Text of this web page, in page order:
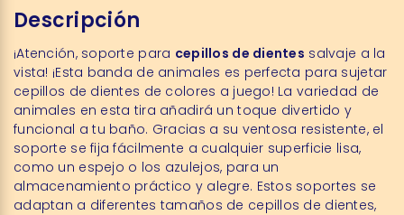
Descripción
¡Atención, soporte para cepillos de dientes salvaje a la
vista! ¡Esta banda de animales es perfecta para sujetar
cepillos de dientes de colores a juego! La variedad de
animales en esta tira añadirá un toque divertido y
funcional a tu baño. Gracias a su ventosa resistente, el
soporte se fija fácilmente a cualquier superficie lisa,
como un espejo o los azulejos, para un
almacenamiento práctico y alegre. Estos soportes se
adaptan a diferentes tamaños de cepillos de dientes,